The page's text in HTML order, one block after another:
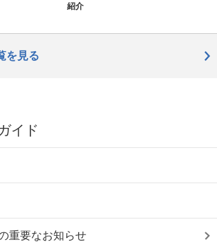
紹介
を見る
イド
重要なお知らせ